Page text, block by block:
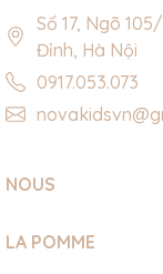
Số 17, Ngõ
Đỉnh, Hà Nội
0917.053.073
NOUS
LA POMME